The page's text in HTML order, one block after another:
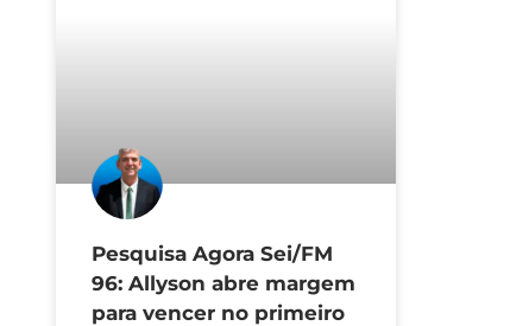
Pesquisa Agora Sei/FM
96: Allyson abre margem
para vencer no primeiro